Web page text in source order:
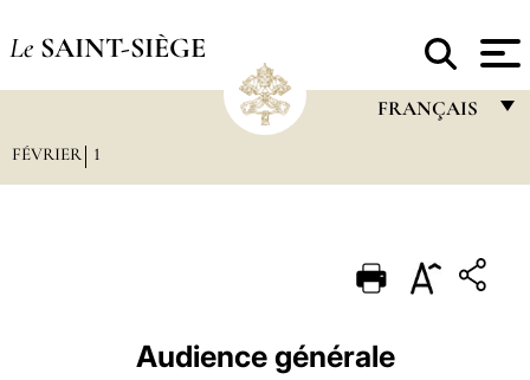
Le SAINT-SIÈGE
FRANÇAIS
PORTUGUÊS
ESPAÑOL
FÉVRIER 1
Audience générale